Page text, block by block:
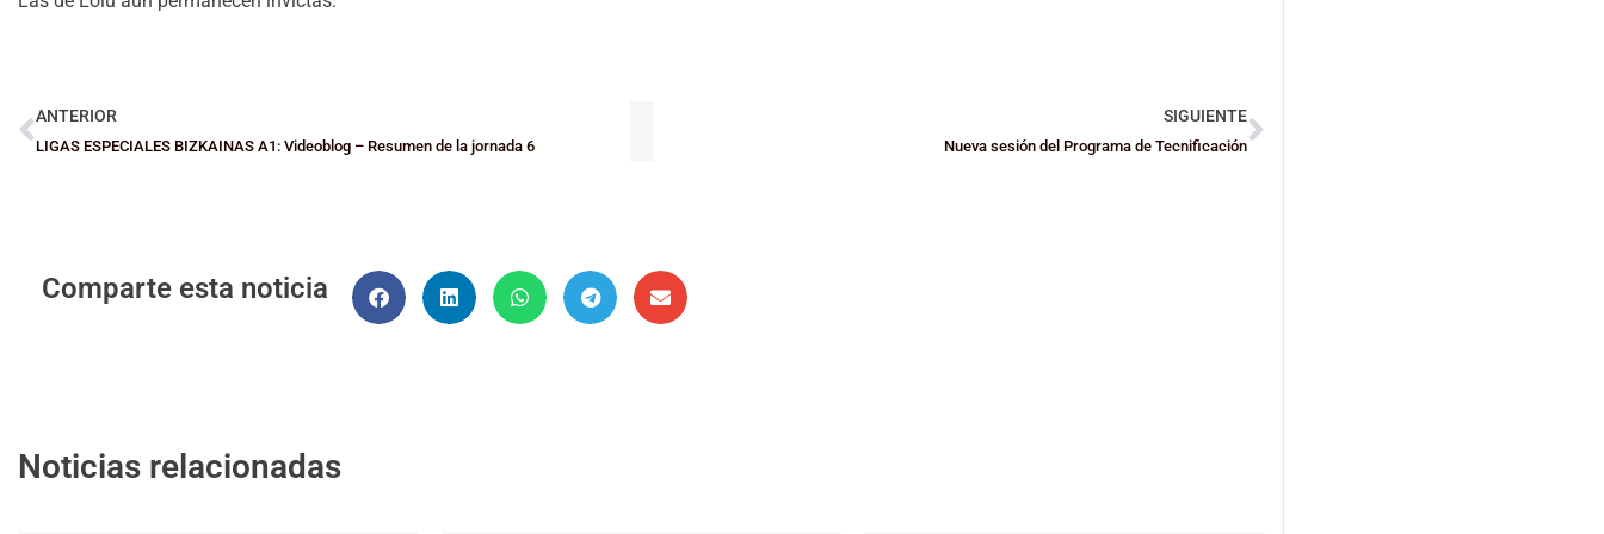
ANTERIOR
LIGAS ESPECIALES BIZKAINAS A1: Videoblog – Resumen de la jornada 6
SIGUIENTE
Nueva sesión del Programa de Tecnificación
Comparte esta noticia
Noticias relacionadas